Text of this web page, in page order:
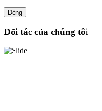
Đóng
Đối tác của chúng tôi